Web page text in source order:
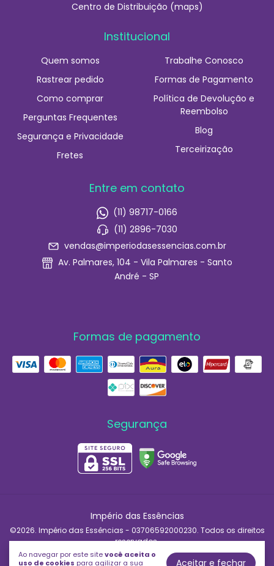
Ao navegar por este sitevocê aceita o
uso de cookies para agilizar a sua Aceitar e fechar
Centro de Distribuição (maps)
Institucional
Quem somos
Rastrear pedido
Como comprar
Perguntas Frequentes
Segurança e Privacidade
Fretes
Trabalhe Conosco
Formas de Pagamento
Política de Devolução e
Reembolso
Blog
Terceirização
Entre em contato
(11) 98717-0166
(11) 2896-7030
vendas@imperiodasessencias.com.br
Av. Palmares, 104 - Vila Palmares - Santo
André - SP
Formas de pagamento
Segurança
Império das Essências
©2026. Império das Essências - 03706592000230. Todos os direitos
reservados.